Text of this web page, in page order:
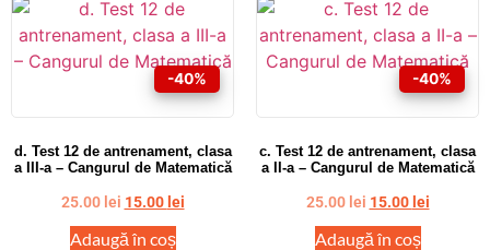
-40%
d. Test 12 de antrenament, clasa
a III-a – Cangurul de Matematică
25.00 lei 15.00 lei
Adaugă în coș
-40%
c. Test 12 de antrenament, clasa
a II-a – Cangurul de Matematică
25.00 lei 15.00 lei
Adaugă în coș